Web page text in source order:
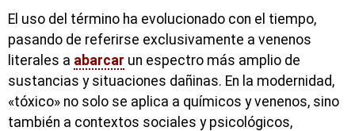
El uso del término ha evolucionado con el tiempo,
pasando de referirse exclusivamente a venenos
literales a abarcar un espectro más amplio de
sustancias y situaciones dañinas. En la modernidad,
«tóxico» no solo se aplica a químicos y venenos, sino
también a contextos sociales y psicológicos,